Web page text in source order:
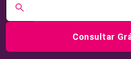
Consultar